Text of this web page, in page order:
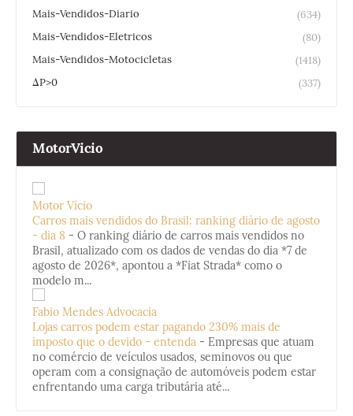
Mais-Vendidos-Diario
(634)
Mais-Vendidos-Eletricos
(80)
Mais-Vendidos-Motocicletas
(1418)
ΔP>0
(337)
MotorVicio
Motor Vício
Carros mais vendidos do Brasil: ranking diário de agosto
- dia 8 - O ranking diário de carros mais vendidos no
Brasil, atualizado com os dados de vendas do dia *7 de
agosto de 2026*, apontou a *Fiat Strada* como o
modelo m...
Fabio Mendes Advocacia
Lojas carros podem estar pagando 230% mais de
imposto que o devido - entenda - Empresas que atuam
no comércio de veículos usados, seminovos ou que
operam com a consignação de automóveis podem estar
enfrentando uma carga tributária até...